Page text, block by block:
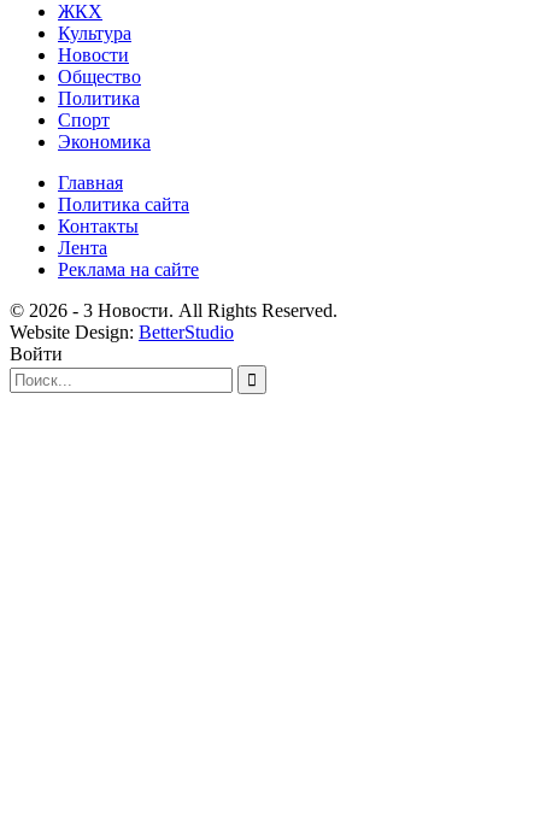
ЖКХ
Культура
Новости
Общество
Политика
Спорт
Экономика
Главная
Политика сайта
Контакты
Лента
Реклама на сайте
© 2026 - 3 Новости. All Rights Reserved.
Website Design: BetterStudio
Войти